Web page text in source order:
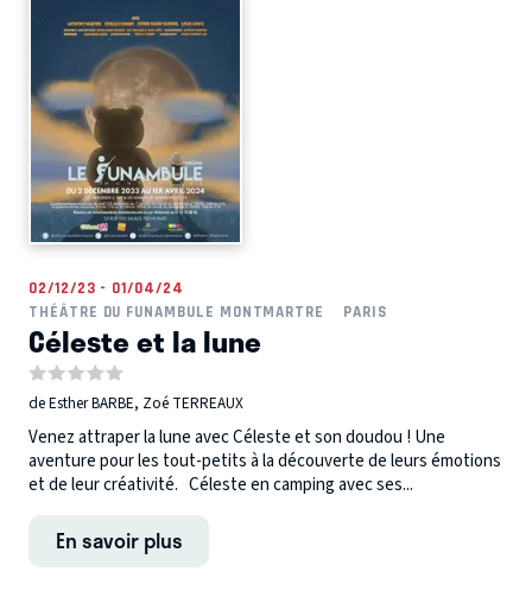
02/12/23 - 01/04/24
THÉÂTRE DU FUNAMBULE MONTMARTRE
PARIS
Céleste et la lune
de Esther BARBE, Zoé TERREAUX
Venez attraper la lune avec Céleste et son doudou ! Une
aventure pour les tout-petits à la découverte de leurs émotions
et de leur créativité. Céleste en camping avec ses...
En savoir plus